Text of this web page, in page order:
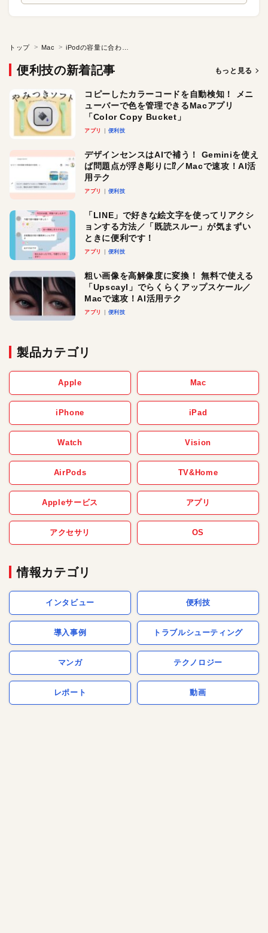
トップ Mac
便利技の新着記事 もっと見る
コピーしたカラーコードを自動検知！ メニ
ューバーで色を管理できるMacアプリ
「Color Copy Bucket」
アプリ 便利技
デザインセンスはAIで補う！ Geminiを使え
ば問題点が浮き彫りに⁉︎／Macで速攻！AI活
用テク
アプリ 便利技
「LINE」で好きな絵文字を使ってリアクシ
ョンする方法／「既読スルー」が気まずい
ときに便利です！
アプリ 便利技
粗い画像を高解像度に変換！ 無料で使える
「Upscayl」でらくらくアップスケール／
Macで速攻！AI活用テク
アプリ 便利技
製品カテゴリ
Apple Mac
iPhone iPad
Watch Vision
AirPods TV&Home
Appleサービス アプリ
アクセサリ OS
情報カテゴリ
インタビュー 便利技
導入事例 トラブルシューティング
マンガ テクノロジー
レポート 動画